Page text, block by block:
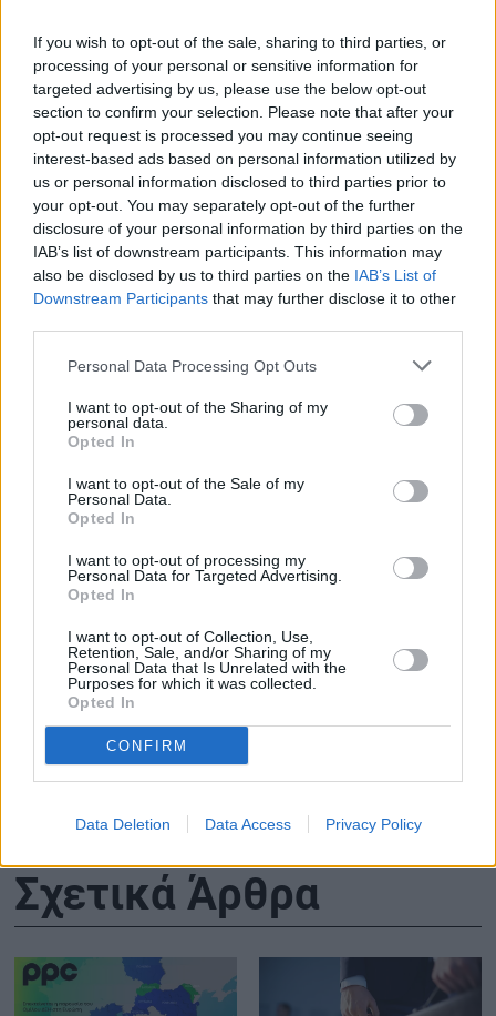
If you wish to opt-out of the sale, sharing to third parties, or
processing of your personal or sensitive information for
targeted advertising by us, please use the below opt-out
section to confirm your selection. Please note that after your
opt-out request is processed you may continue seeing
interest-based ads based on personal information utilized by
us or personal information disclosed to third parties prior to
your opt-out. You may separately opt-out of the further
disclosure of your personal information by third parties on the
IAB’s list of downstream participants. This information may
also be disclosed by us to third parties on the IAB’s List of
Downstream Participants that may further disclose it to other
Personal Data Processing Opt Outs
I want to opt-out of the Sharing of my
personal data.
Opted In
I want to opt-out of the Sale of my
Personal Data.
Opted In
I want to opt-out of processing my
Personal Data for Targeted Advertising.
Opted In
I want to opt-out of Collection, Use,
Retention, Sale, and/or Sharing of my
Personal Data that Is Unrelated with the
Purposes for which it was collected.
Opted In
CONFIRM
Data Deletion Data Access Privacy Policy
σήμανση.
TAGS
#Ασφαλτικές εργασίες
#Αυτοκινητόδρομοι
#Ε65
#Κεντρική οδός
#Κυκλοφοριακές Ρυθμίσεις
ΔΙΑΒΑΣΤΕ ΕΠΙΣΗΣ
Ν. Ταχιάος για Γραμμή 4:
Πλήρης κάλυψη των
ζημιών στην Κυψέλη
βάσει των
διαδικασιών –
Αμετάβλητο το
χρονοδιάγραμμα για το
2032
Τι
Σχετικά Άρθρα